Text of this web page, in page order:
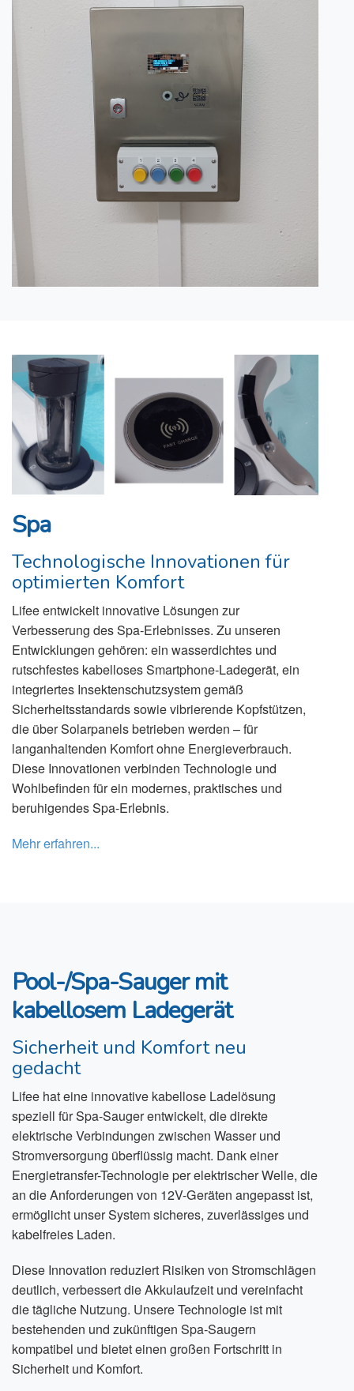
Spa
Technologische Innovationen für
optimierten Komfort
Lifee entwickelt innovative Lösungen zur
Verbesserung des Spa-Erlebnisses. Zu unseren
Entwicklungen gehören: ein wasserdichtes und
rutschfestes kabelloses Smartphone-Ladegerät, ein
integriertes Insektenschutzsystem gemäß
Sicherheitsstandards sowie vibrierende Kopfstützen,
die über Solarpanels betrieben werden – für
langanhaltenden Komfort ohne Energieverbrauch.
Diese Innovationen verbinden Technologie und
Wohlbefinden für ein modernes, praktisches und
beruhigendes Spa-Erlebnis.
Mehr erfahren...
Pool-/Spa-Sauger mit
kabellosem Ladegerät
Sicherheit und Komfort neu
gedacht
Lifee hat eine innovative kabellose Ladelösung
speziell für Spa-Sauger entwickelt, die direkte
elektrische Verbindungen zwischen Wasser und
Stromversorgung überflüssig macht. Dank einer
Energietransfer-Technologie per elektrischer Welle, die
an die Anforderungen von 12V-Geräten angepasst ist,
ermöglicht unser System sicheres, zuverlässiges und
kabelfreies Laden.
Diese Innovation reduziert Risiken von Stromschlägen
deutlich, verbessert die Akkulaufzeit und vereinfacht
die tägliche Nutzung. Unsere Technologie ist mit
bestehenden und zukünftigen Spa-Saugern
kompatibel und bietet einen großen Fortschritt in
Sicherheit und Komfort.